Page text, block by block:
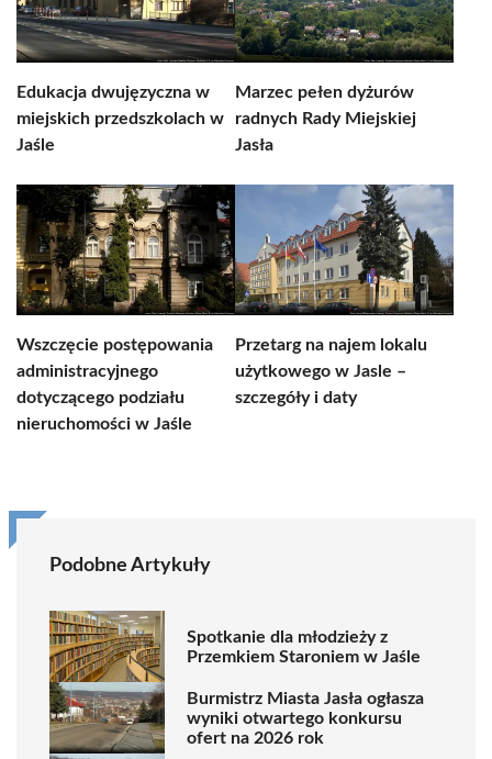
Edukacja dwujęzyczna w
miejskich przedszkolach w
Jaśle
Marzec pełen dyżurów
radnych Rady Miejskiej
Jasła
Wszczęcie postępowania
administracyjnego
dotyczącego podziału
nieruchomości w Jaśle
Przetarg na najem lokalu
użytkowego w Jasle –
szczegóły i daty
Podobne Artykuły
Spotkanie dla młodzieży z
Przemkiem Staroniem w Jaśle
Burmistrz Miasta Jasła ogłasza
wyniki otwartego konkursu
ofert na 2026 rok